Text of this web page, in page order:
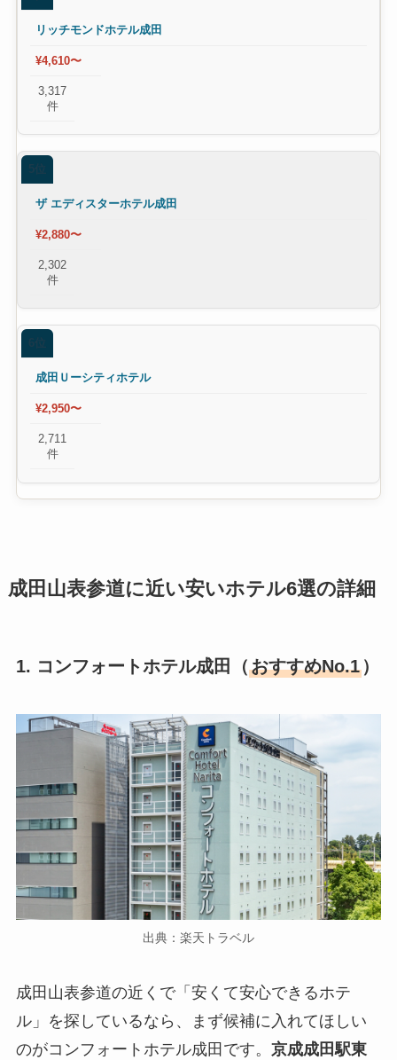
リッチモンドホテル成田
¥4,610〜
3,317
件
5位
ザ エディスターホテル成田
¥2,880〜
2,302
件
6位
成田Ｕーシティホテル
¥2,950〜
2,711
件
成田山表参道に近い安いホテル6選の詳細
1. コンフォートホテル成田（おすすめNo.1）
出典：楽天トラベル
成田山表参道の近くで「安くて安心できるホテ
ル」を探しているなら、まず候補に入れてほしい
のがコンフォートホテル成田です。 京成成田駅東